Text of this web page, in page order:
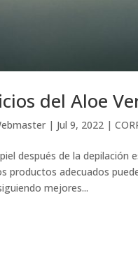
del Aloe
| Jul 9, 2022 |
después de la depilación
productos adecuados
mejores...